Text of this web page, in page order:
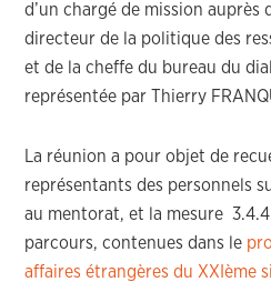
d’un chargé de mission auprès
directeur de la politique des
et de la cheffe du bureau du
représentée par Thierry
La réunion a pour objet de
représentants des personnels
au mentorat, et la mesure
parcours, contenues dans le
affaires étrangères du XXIème